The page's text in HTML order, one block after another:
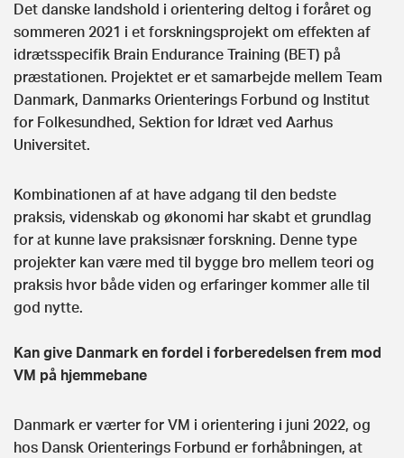
Det danske landshold i orientering deltog i foråret og
sommeren 2021 i et forskningsprojekt om effekten af
idrætsspecifik Brain Endurance Training (BET) på
præstationen. Projektet er et samarbejde mellem Team
Danmark, Danmarks Orienterings Forbund og Institut
for Folkesundhed, Sektion for Idræt ved Aarhus
Universitet.
Kombinationen af at have adgang til den bedste
praksis, videnskab og økonomi har skabt et grundlag
for at kunne lave praksisnær forskning. Denne type
projekter kan være med til bygge bro mellem teori og
praksis hvor både viden og erfaringer kommer alle til
god nytte.
Kan give Danmark en fordel i forberedelsen frem mod
VM på hjemmebane
Danmark er værter for VM i orientering i juni 2022, og
hos Dansk Orienterings Forbund er forhåbningen, at